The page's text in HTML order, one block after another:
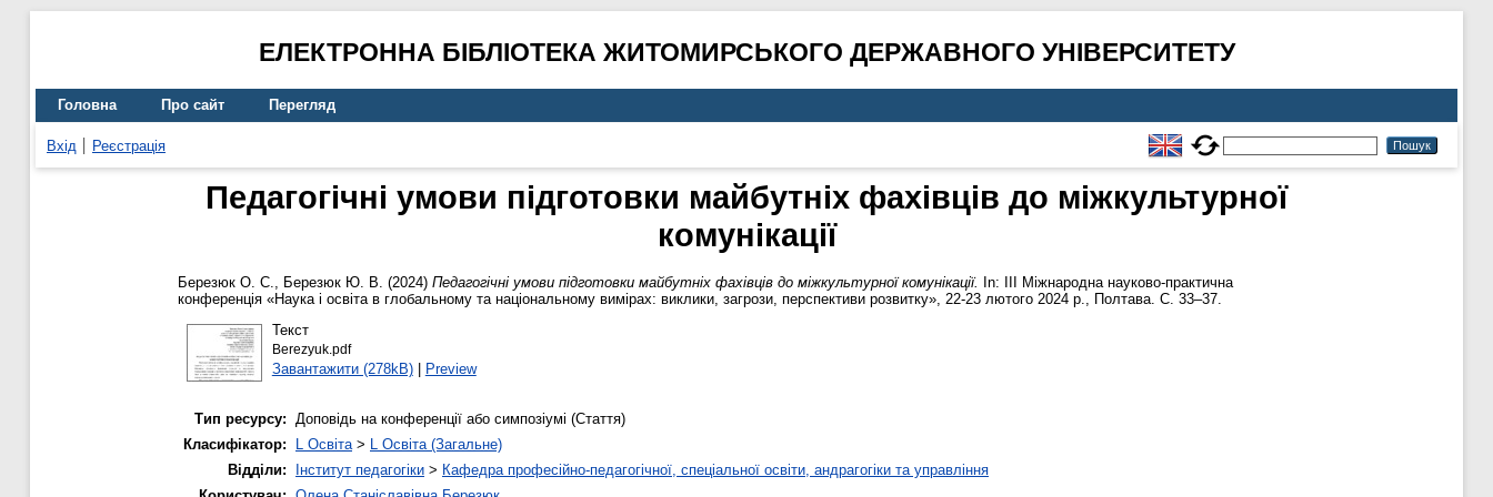
ЕЛЕКТРОННА БІБЛІОТЕКА ЖИТОМИРСЬКОГО ДЕРЖАВНОГО УНІВЕРСИТЕТУ
Головна Про сайт Перегляд
Вхід Реєстрація
Педагогічні умови підготовки майбутніх фахівців до міжкультурної
комунікації
Березюк О. С., Березюк Ю. В. (2024) Педагогічні умови підготовки майбутніх фахівців до міжкультурної комунікації.
In: ІІІ Міжнародна науково-практична
конференція «Наука і освіта в глобальному та національному вимірах: виклики, загрози, перспективи розвитку», 22-23 лютого 2024 р., Полтава. С. 33–37.
Текст
Berezyuk.pdf
Завантажити (278kB)| Preview
Тип ресурсу: Доповідь на конференції або симпозіумі (Стаття)
Класифікатор:
L Освіта> L Освіта (Загальне)
Відділи:
Інститут педагогіки > Кафедра професійно-педагогічної, спеціальної освіти, андрагогіки та управління